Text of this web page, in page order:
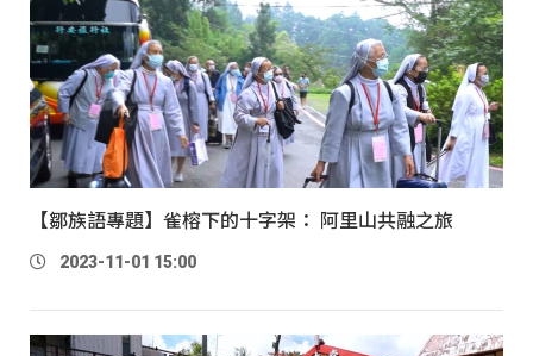
【鄒族語專題】雀榕下的十字架： 阿里山共融之旅
2023-11-01 15:00